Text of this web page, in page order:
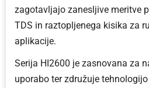
zagotavljajo zanesljive meritve
TDS in raztopljenega kisika za
aplikacije.
Serija HI2600 je zasnovana za
uporabo ter združuje